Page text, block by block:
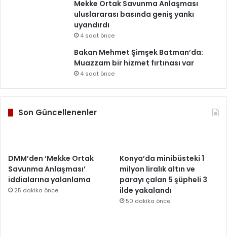
Mekke Ortak Savunma Anlaşması
uluslararası basında geniş yankı
uyandırdı
4 saat önce
Bakan Mehmet Şimşek Batman’da:
Muazzam bir hizmet fırtınası var
4 saat önce
Son Güncellenenler
DMM’den ‘Mekke Ortak
Savunma Anlaşması’
iddialarına yalanlama
25 dakika önce
Konya’da minibüsteki 1
milyon liralık altın ve
parayı çalan 5 şüpheli 3
ilde yakalandı
50 dakika önce